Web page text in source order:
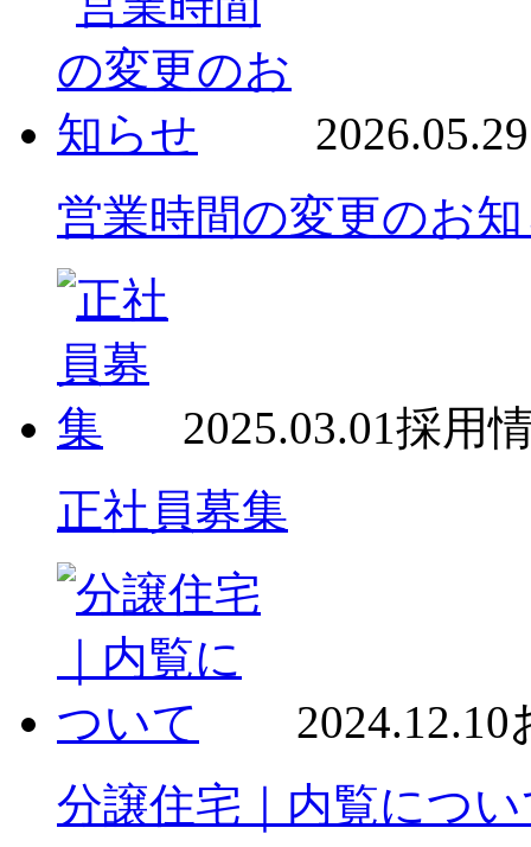
2026.05.29
営業時間の変更のお
2025.03.01採用
正社員募集
2024.12.10
分譲住宅｜内覧につ